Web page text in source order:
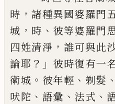
時 ，諸種異國婆羅門
城 ， 時 、 彼等婆羅門
四姓清淨 ， 誰可與此
論耶 ？」 彼時復有一
衛城 。 彼年輕 、 剃髮 、
吠陀 、 語彙 、 法式 、